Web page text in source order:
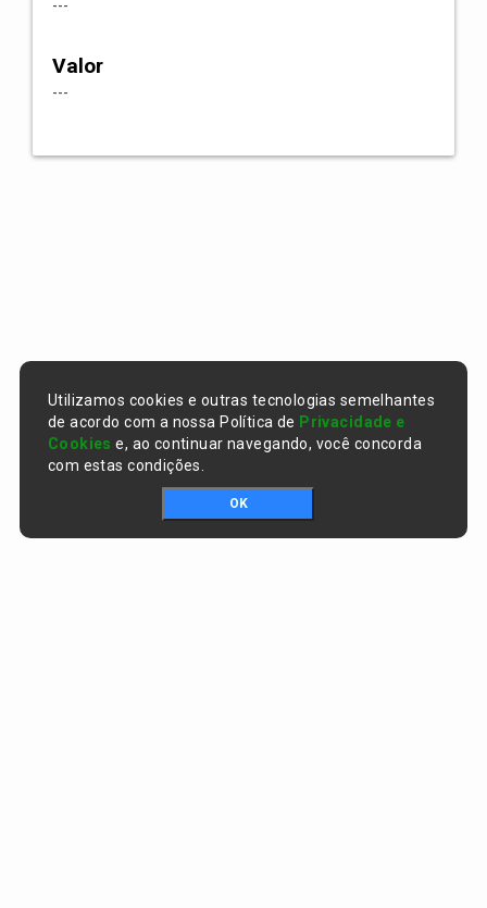
---
Valor
---
Utilizamos cookies e outras tecnologias semelhantes
de acordo com a nossa Política de Privacidade e
Cookies e, ao continuar navegando, você concorda
com estas condições.
OK